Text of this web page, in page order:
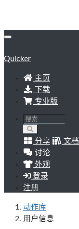
Quicker
主页
下载
专业版
分享
文档
讨论
外观
登录
注册
动作库
用户信息